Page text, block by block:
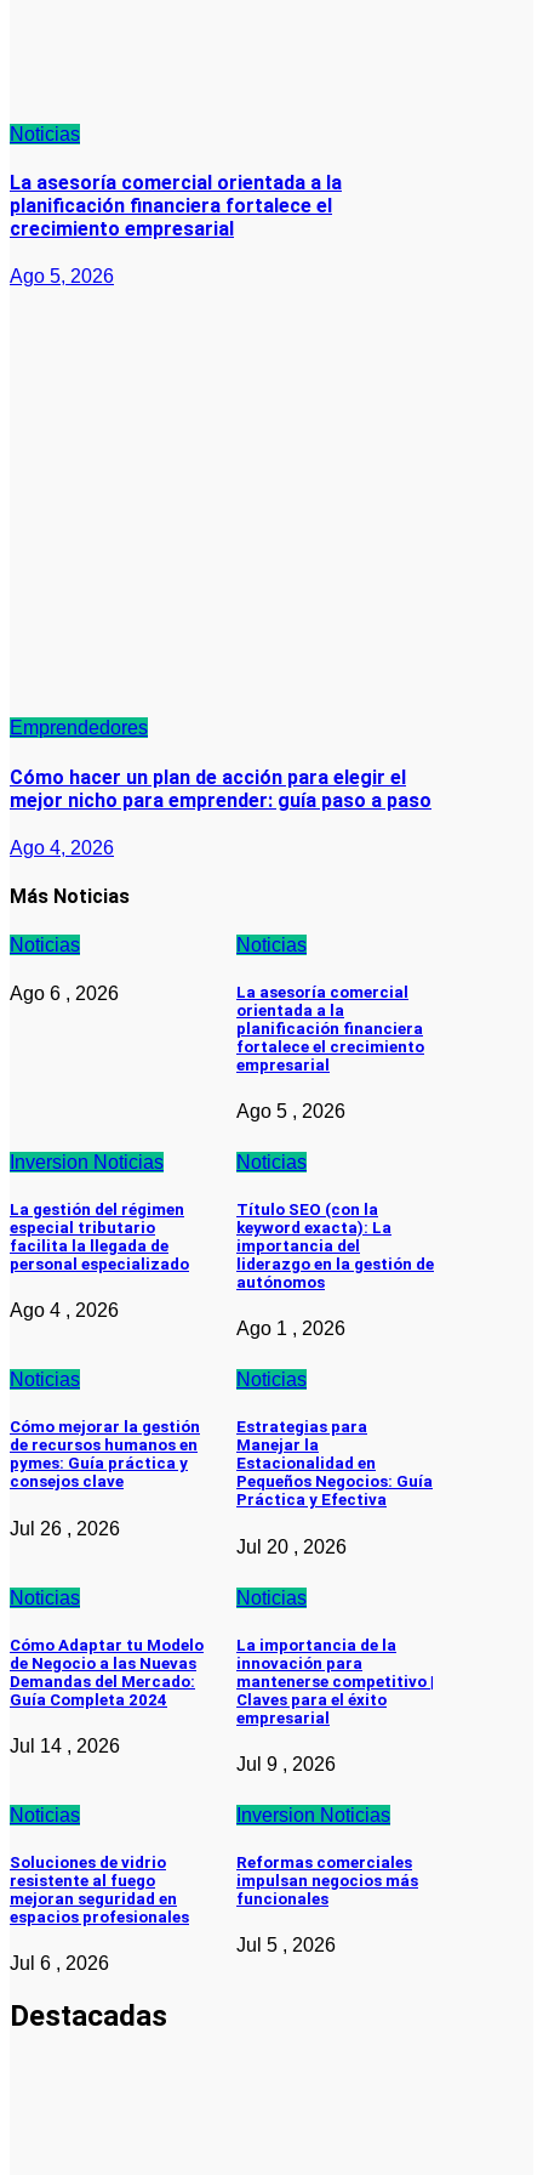
Noticias
La asesoría comercial orientada a la
planificación financiera fortalece el
crecimiento empresarial
Ago 5, 2026
Emprendedores
Cómo hacer un plan de acción para elegir el
mejor nicho para emprender: guía paso a paso
Ago 4, 2026
Más Noticias
Noticias
Ago 6 , 2026
Noticias
La asesoría comercial
orientada a la
planificación financiera
fortalece el crecimiento
empresarial
Ago 5 , 2026
Inversion Noticias
La gestión del régimen
especial tributario
facilita la llegada de
personal especializado
Ago 4 , 2026
Noticias
Título SEO (con la
keyword exacta): La
importancia del
liderazgo en la gestión de
autónomos
Ago 1 , 2026
Noticias
Cómo mejorar la gestión
de recursos humanos en
pymes: Guía práctica y
consejos clave
Jul 26 , 2026
Noticias
Estrategias para
Manejar la
Estacionalidad en
Pequeños Negocios: Guía
Práctica y Efectiva
Jul 20 , 2026
Noticias
Cómo Adaptar tu Modelo
de Negocio a las Nuevas
Demandas del Mercado:
Guía Completa 2024
Jul 14 , 2026
Noticias
La importancia de la
innovación para
mantenerse competitivo |
Claves para el éxito
empresarial
Jul 9 , 2026
Noticias
Soluciones de vidrio
resistente al fuego
mejoran seguridad en
espacios profesionales
Jul 6 , 2026
Inversion Noticias
Reformas comerciales
impulsan negocios más
funcionales
Jul 5 , 2026
Destacadas